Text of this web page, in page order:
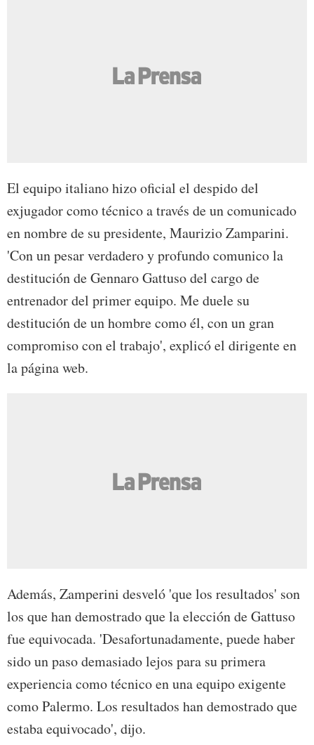
El equipo italiano hizo oficial el despido del
exjugador como técnico a través de un comunicado
en nombre de su presidente, Maurizio Zamparini.
'Con un pesar verdadero y profundo comunico la
destitución de Gennaro Gattuso del cargo de
entrenador del primer equipo. Me duele su
destitución de un hombre como él, con un gran
compromiso con el trabajo', explicó el dirigente en
la página web.
Además, Zamperini desveló 'que los resultados' son
los que han demostrado que la elección de Gattuso
fue equivocada. 'Desafortunadamente, puede haber
sido un paso demasiado lejos para su primera
experiencia como técnico en una equipo exigente
como Palermo. Los resultados han demostrado que
estaba equivocado', dijo.